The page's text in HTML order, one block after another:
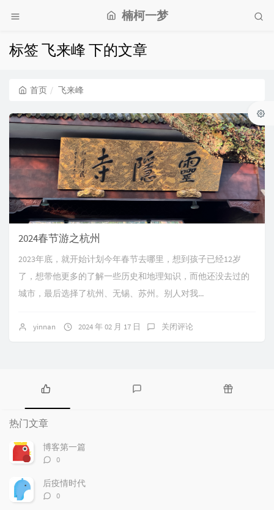
楠柯一梦
标签 飞来峰 下的文章
首页 飞来峰
2024春节游之杭州
2023年底，就开始计划今年春节去哪里，想到孩子已经12岁
了，想带他更多的了解一些历史和地理知识，而他还没去过的
城市，最后选择了杭州、无锡、苏州。别人对我...
yinnan 2024 年 02 月 17 日 关闭评论
热
门
文
章
热门文章
博客第一篇
评
数：
0
后疫情时代
评
0